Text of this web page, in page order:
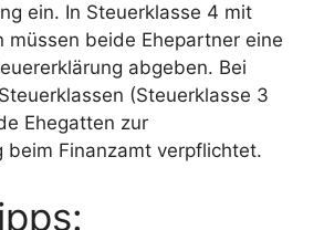
ein. In Steuerklasse 4 mit
müssen beide Ehepartner eine
abgeben. Bei
(Steuerklasse 3
Ehegatten zur
beim Finanzamt verpflichtet.